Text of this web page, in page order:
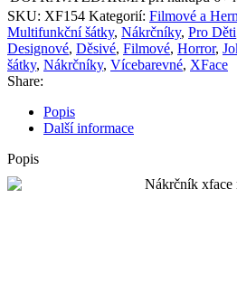
SKU: XF154 Kategorií: Filmové a
Multifunkční šátky, Nákrčníky, Pro Děti
Designové, Děsivé, Filmové, Horror,
šátky, Nákrčníky, Vícebarevné, XFace
Share:
Popis
Další informace
Popis